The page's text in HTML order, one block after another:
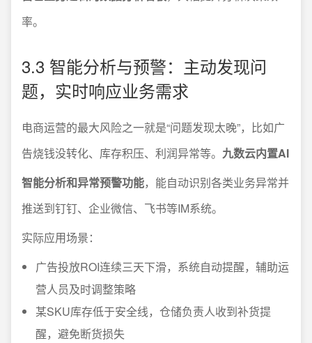
率。
3.3 智能分析与预警：主动发现问
题，实时响应业务需求
电商运营的最大风险之一就是“问题发现太晚”，比如广
告烧钱没转化、库存积压、利润异常等。 九数云内置AI
智能分析和异常预警功能，能自动识别各类业务异常并
推送到钉钉、企业微信、飞书等IM系统。
实际应用场景：
广告投放ROI连续三天下滑，系统自动提醒，辅助运
营人员及时调整策略
某SKU库存低于安全线，仓储负责人收到补货提
醒，避免断货损失